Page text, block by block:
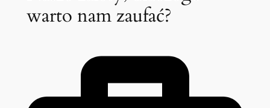
warto nam zaufać?